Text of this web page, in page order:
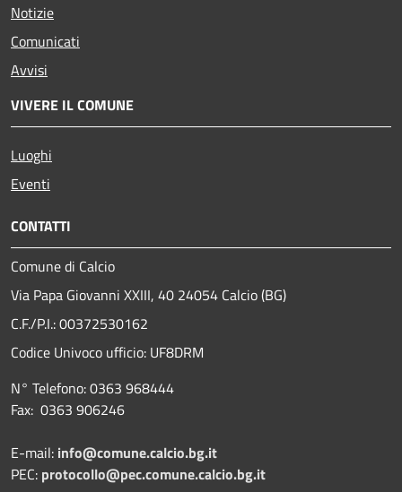
Notizie
Comunicati
Avvisi
VIVERE IL COMUNE
Luoghi
Eventi
CONTATTI
Comune di Calcio
Via Papa Giovanni XXIII, 40 24054 Calcio (BG)
C.F./P.I.: 00372530162
Codice Univoco ufficio: UF8DRM
N° Telefono: 0363 968444
Fax: 0363 906246
E-mail: info@comune.calcio.bg.it
PEC: protocollo@pec.comune.calcio.bg.it